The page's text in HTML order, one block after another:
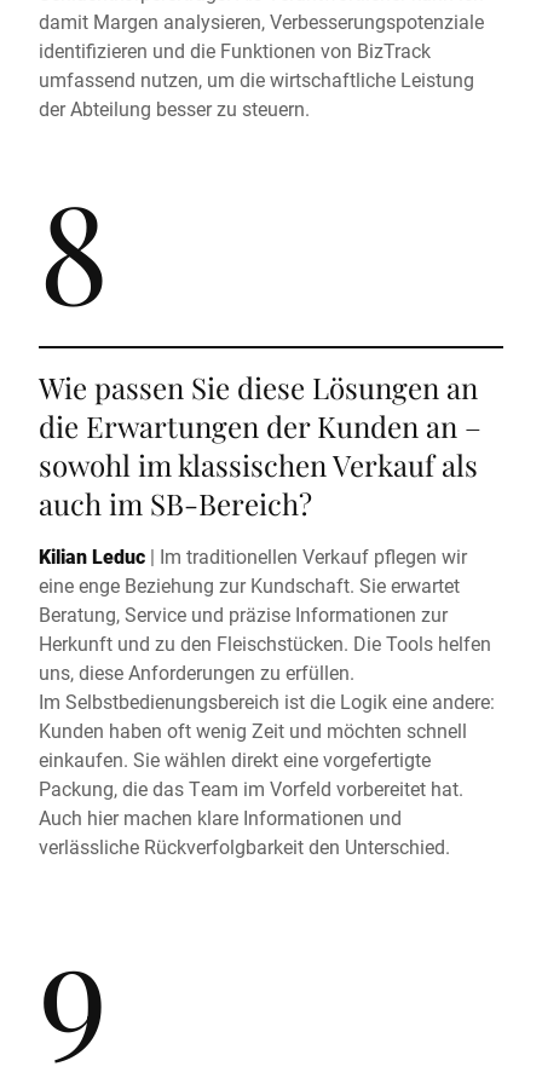
damit Margen analysieren, Verbesserungspotenziale
identifizieren und die Funktionen von BizTrack
umfassend nutzen, um die wirtschaftliche Leistung
der Abteilung besser zu steuern.
8
Wie passen Sie diese Lösungen an
die Erwartungen der Kunden an –
sowohl im klassischen Verkauf als
auch im SB-Bereich?
Kilian Leduc | Im traditionellen Verkauf pflegen wir
eine enge Beziehung zur Kundschaft. Sie erwartet
Beratung, Service und präzise Informationen zur
Herkunft und zu den Fleischstücken. Die Tools helfen
uns, diese Anforderungen zu erfüllen.
Im Selbstbedienungsbereich ist die Logik eine andere:
Kunden haben oft wenig Zeit und möchten schnell
einkaufen. Sie wählen direkt eine vorgefertigte
Packung, die das Team im Vorfeld vorbereitet hat.
Auch hier machen klare Informationen und
verlässliche Rückverfolgbarkeit den Unterschied.
9